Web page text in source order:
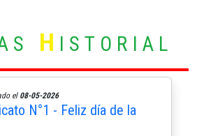
H ISTORIAL
el 08-05-2026
N°1 - Feliz día de la